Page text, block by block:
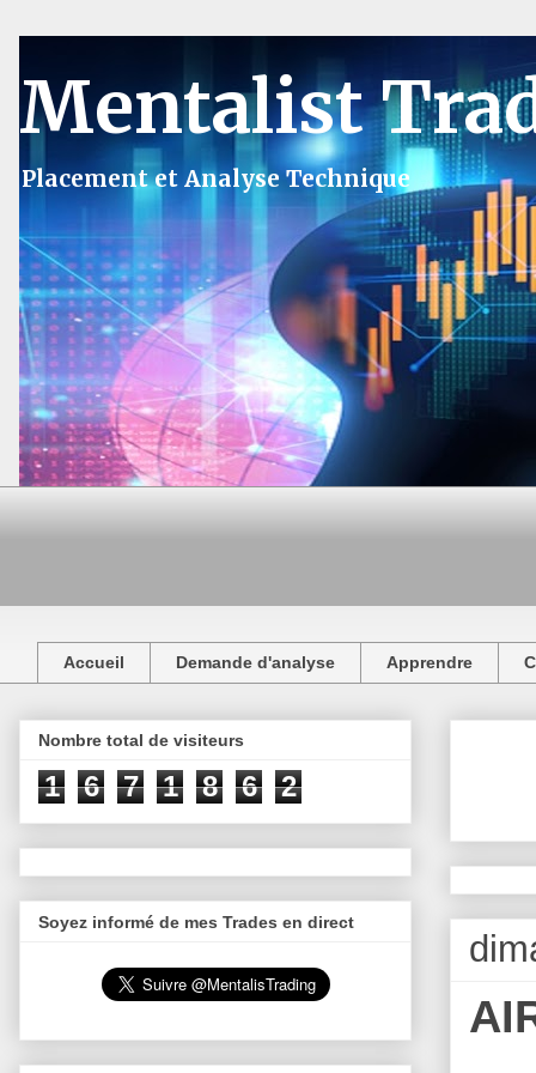
Mentalist
Placement et Analyse Technique
Accueil Demande d'analyse Apprendre
Nombre total de visiteurs
1 6 7 1 8 6 2
Soyez informé de mes Trades en direct